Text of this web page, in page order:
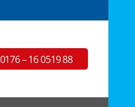
0176 – 16 0519 88